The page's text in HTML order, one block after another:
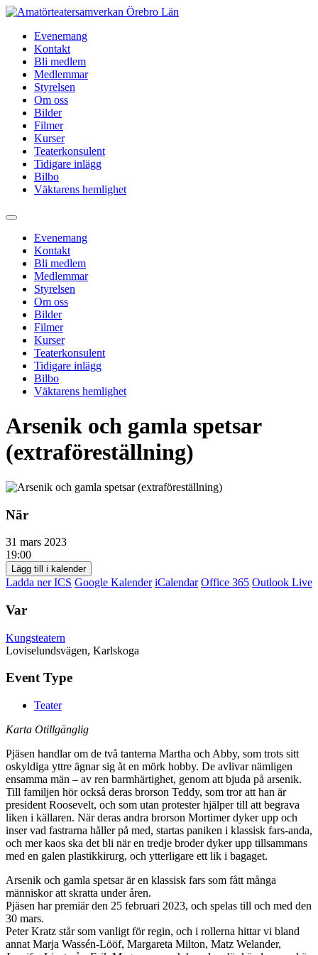
Hoppa
innehållEvenemang
Kontakt
Bli medlem
Medlemmar
Styrelsen
Om oss
Bilder
Filmer
Kurser
Teaterkonsulent
Tidigare inlägg
Bilbo
Väktarens hemlighet
Evenemang
Kontakt
Bli medlem
Medlemmar
Styrelsen
Om oss
Bilder
Filmer
Kurser
Teaterkonsulent
Tidigare inlägg
Bilbo
Väktarens hemlighet
Arsenik och gamla spetsar
(extraföreställning)
När
31 mars 2023
19:00
Lägg till i kalender
Ladda ner ICS Google Kalender iCalendar Office 365 Outlook Live
Var
Kungsteatern
Loviselundsvägen, Karlskoga
Event Type
Teater
Karta Otillgänglig
Pjäsen handlar om de två tanterna Martha och Abby, som trots sitt
oskyldiga yttre ägnar sig åt en mörk hobby. De avlivar nämligen
ensamma män – av ren barmhärtighet, genom att bjuda på arsenik.
Till familjen hör också deras brorson Teddy, som tror att han är
president Roosevelt, och som utan protester hjälper till att begrava
liken i källaren. När deras andra brorson Mortimer dyker upp och
inser vad fastrarna håller på med, startas paniken i klassisk fars-anda,
och mer kaos ska det bli när en tredje broder dyker upp tillsammans
med en galen plastikkirurg, och ytterligare ett lik i bagaget.
Arsenik och gamla spetsar är en klassisk fars som fått många
människor att skratta under åren.
Pjäsen har premiär den 25 februari 2023, och spelas till och med den
30 mars.
Peter Kratz står som vanligt för regin, och i rollerna hittar vi bland
annat Marja Wassén-Lööf, Margareta Milton, Matz Welander,